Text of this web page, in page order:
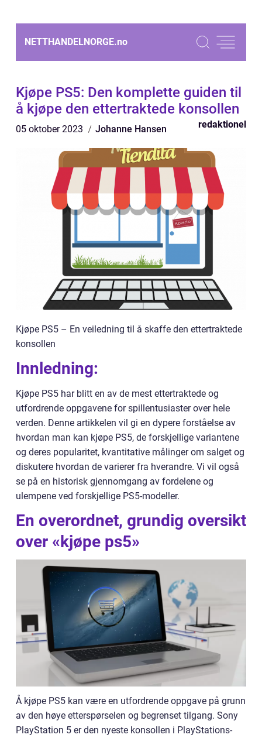
NETTHANDELNORGE.no
Kjøpe PS5: Den komplette guiden til
å kjøpe den ettertraktede konsollen
05 oktober 2023 Johanne Hansen redaktionel
Kjøpe PS5 – En veiledning til å skaffe den ettertraktede
konsollen
Innledning:
Kjøpe PS5 har blitt en av de mest ettertraktede og
utfordrende oppgavene for spillentusiaster over hele
verden. Denne artikkelen vil gi en dypere forståelse av
hvordan man kan kjøpe PS5, de forskjellige variantene
og deres popularitet, kvantitative målinger om salget og
diskutere hvordan de varierer fra hverandre. Vi vil også
se på en historisk gjennomgang av fordelene og
ulempene ved forskjellige PS5-modeller.
En overordnet, grundig oversikt
over «kjøpe ps5»
Å kjøpe PS5 kan være en utfordrende oppgave på grunn
av den høye etterspørselen og begrenset tilgang. Sony
PlayStation 5 er den nyeste konsollen i PlayStations-